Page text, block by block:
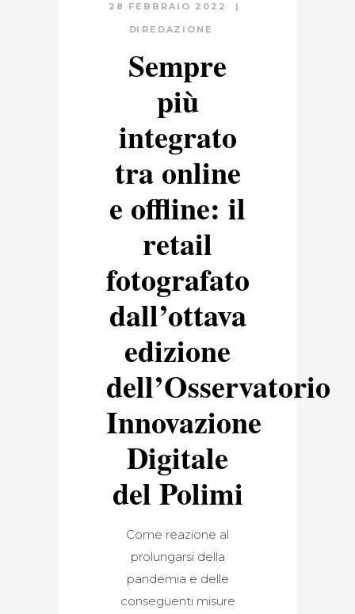
28 FEBBRAIO 2022
DI REDAZIONE
Sempre
più
integrato
tra online
e offline: il
retail
fotografato
dall’ottava
edizione
dell’Osservatorio
Innovazione
Digitale
del Polimi
Come reazione al
prolungarsi della
pandemia e delle
conseguenti misure